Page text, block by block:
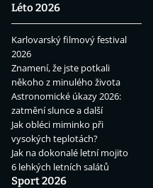
Léto 2026
Karlovarský filmový festival
2026
Znamení, že jste potkali
někoho z minulého života
Astronomické úkazy 2026:
zatmění slunce a další
Jak obléci miminko při
vysokých teplotách?
Jak na dokonalé letní mojito
6 lehkých letních salátů
Sport 2026